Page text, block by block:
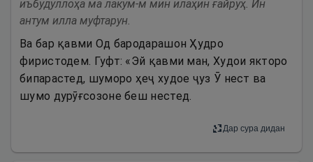
иъбудуллоҳа ма лакум-м мин илаҳин ғайруҳ. Ин
антум илла муфтарун.
Ва бар қавми Од бародарашон Ҳудро
фиристодем. Гуфт: «Эй қавми ман, Худои якторо
бипарастед, шуморо ҳеҷ худое ҷуз Ӯ нест ва
шумо дурӯғсозоне беш нестед.
Дар сура дидан